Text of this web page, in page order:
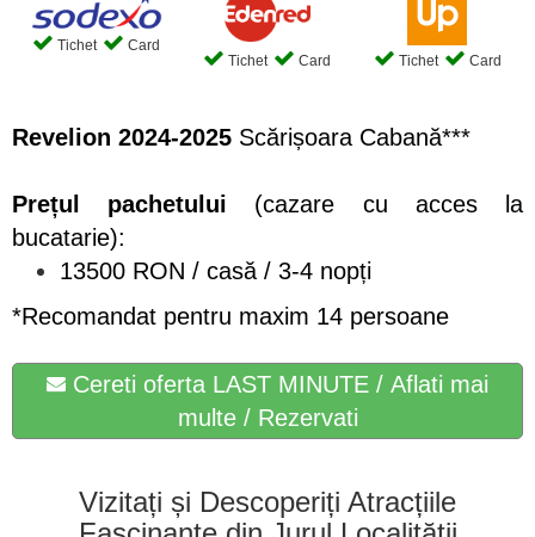
Tichet
Card
Tichet
Card Tichet Card
Revelion 2024-2025 Scărișoara Cabană***
Prețul pachetului (cazare cu acces la
bucatarie):
13500 RON / casă / 3-4 nopți
*Recomandat pentru maxim 14 persoane
Cereti oferta LAST MINUTE / Aflati mai
multe / Rezervati
Vizitați și Descoperiți Atracțiile